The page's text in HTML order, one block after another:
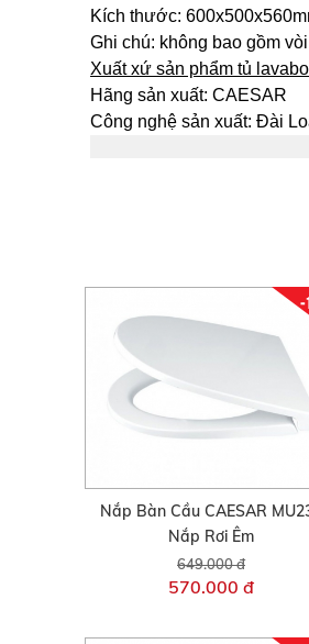
Kích thước:
Ghi chú: không bao gồm
Xuất xứ sản phẩm tủ
Hãng sản xuất: CAESAR
Công nghệ sản xuất: Đài
-
Nắp Bàn Cầu CAESAR
Nắp Rơi Êm
649.000 đ
570.000 đ